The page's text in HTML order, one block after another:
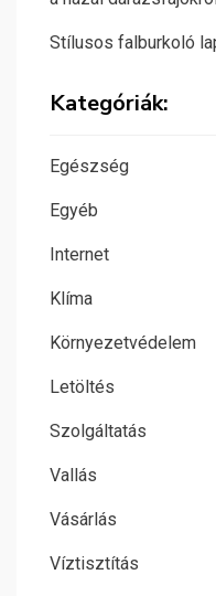
Stílusos falburkoló
Kategóriák:
Egészség
Egyéb
Internet
Klíma
Környezetvédelem
Letöltés
Szolgáltatás
Vallás
Vásárlás
Víztisztítás